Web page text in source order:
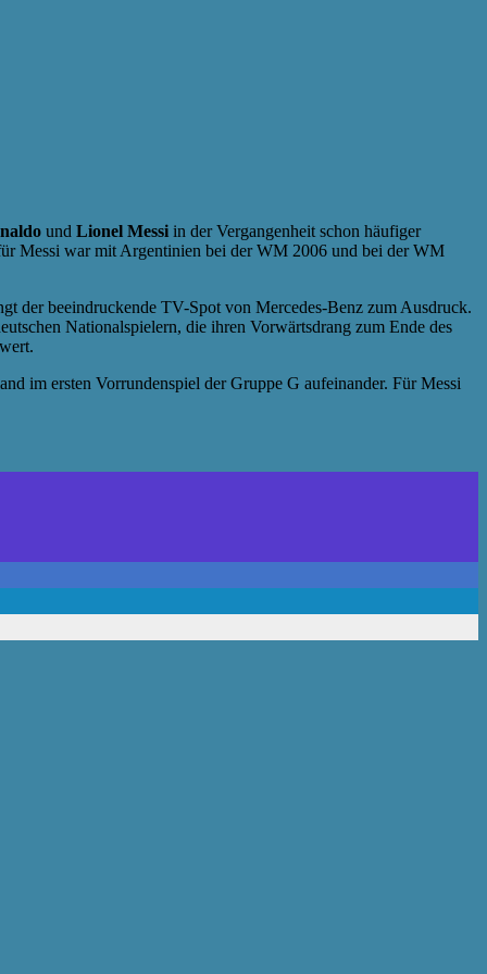
und Lionel Messi in der Vergangenheit schon häufiger
Messi war mit Argentinien bei der WM 2006 und bei der WM
der beeindruckende TV-Spot von Mercedes-Benz zum Ausdruck.
Nationalspielern, die ihren Vorwärtsdrang zum Ende des
im ersten Vorrundenspiel der Gruppe G aufeinander. Für Messi